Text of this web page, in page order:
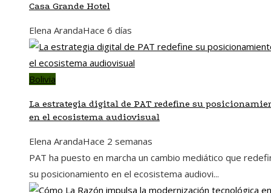
Casa Grande Hotel
Elena ArandaHace 6 días
Bolivia
La estrategia digital de PAT redefine su
en el ecosistema audiovisual
Elena ArandaHace 2 semanas
PAT ha puesto en marcha un cambio mediático que
su posicionamiento en el ecosistema audiovi...